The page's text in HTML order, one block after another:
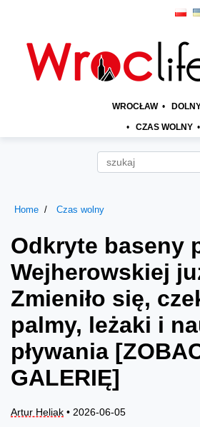
WROCŁAW •
• CZAS WOLNY •
Home Czas wolny
Odkryte baseny
Wejherowskiej
Zmieniło się,
palmy, leżaki i
pływania
GALERIĘ]
Artur Heliak • 2026-06-05